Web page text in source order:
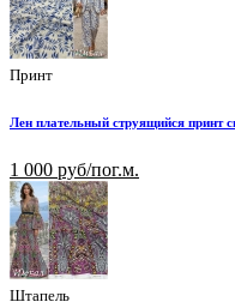
Принт
Лен плательный струящийся принт
1 000 руб/пог.м.
Штапель